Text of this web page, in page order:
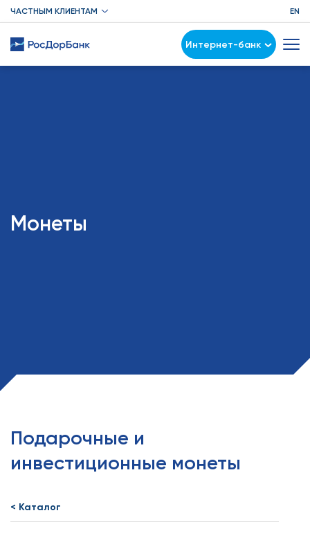
ЧАСТНЫМ КЛИЕНТАМ EN
Интернет-банк
Монеты
Подарочные и
инвестиционные монеты
< Каталог